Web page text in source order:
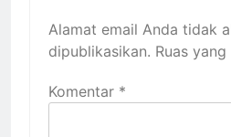
Alamat email Anda tidak
dipublikasikan. Ruas
Komentar *